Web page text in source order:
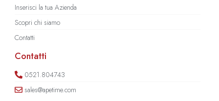
Inserisci la tua Azienda
Scopri chi siamo
Contatti
Contatti
0521.804743
sales@apetime.com